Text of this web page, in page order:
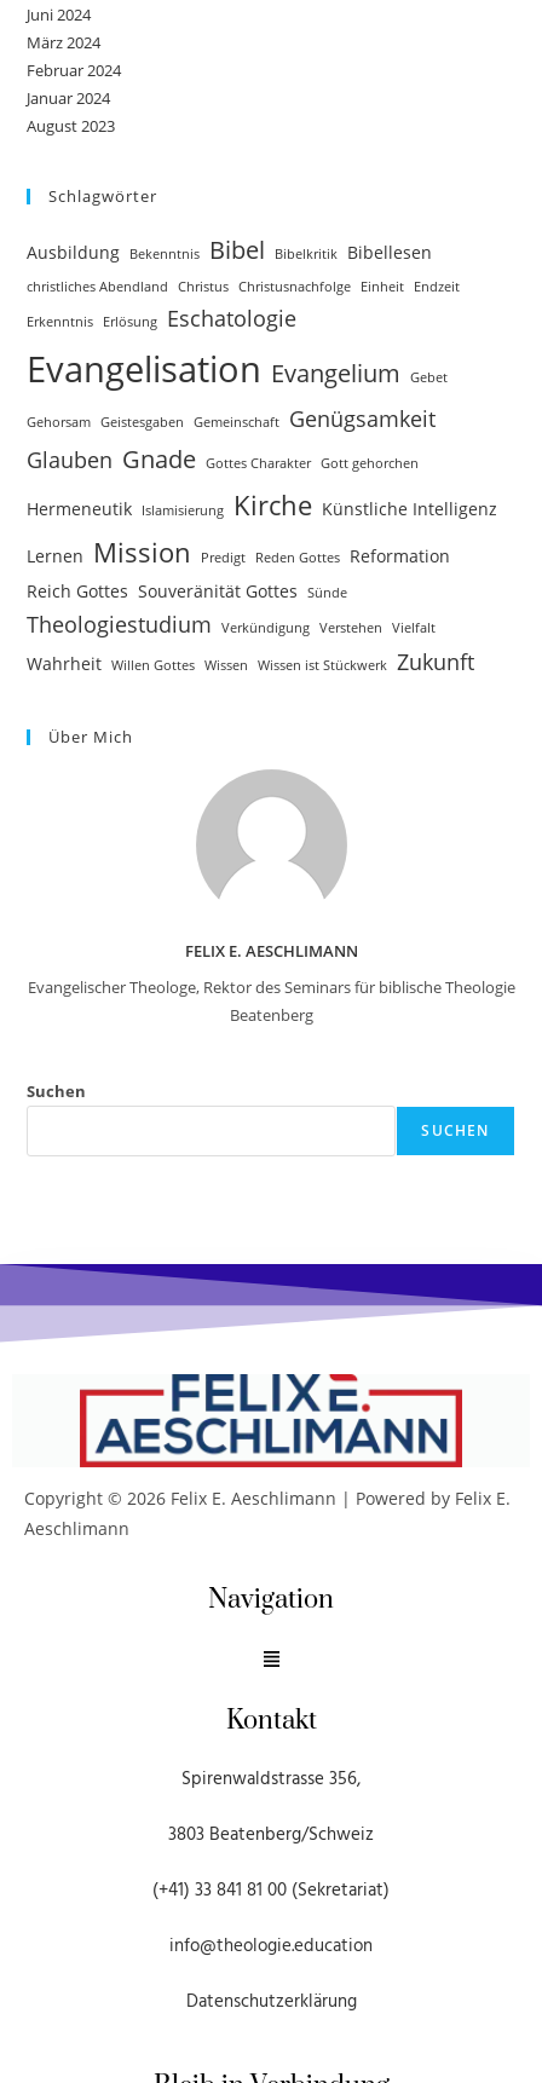
Juni 2024
März 2024
Februar 2024
Januar 2024
August 2023
Schlagwörter
Ausbildung Bekenntnis Bibel Bibelkritik Bibellesen
christliches Abendland Christus Christusnachfolge Einheit Endzeit
Erkenntnis Erlösung Eschatologie
Evangelisation Evangelium Gebet
Gehorsam Geistesgaben Gemeinschaft
Genügsamkeit
Glauben Gnade Gottes Charakter Gott gehorchen
Hermeneutik Islamisierung Kirche Künstliche Intelligenz
Lernen Mission Predigt Reden Gottes
Reformation
Reich Gottes Souveränität Gottes Sünde
Theologiestudium Verkündigung Verstehen Vielfalt
Wahrheit Willen Gottes Wissen Wissen ist Stückwerk Zukunft
Über Mich
FELIX E. AESCHLIMANN
Evangelischer Theologe, Rektor des Seminars für biblische Theologie
Beatenberg
Suchen
SUCHEN
Copyright © 2026 Felix E. Aeschlimann | Powered by Felix E.
Aeschlimann
Navigation
Kontakt
Spirenwaldstrasse 356,
3803 Beatenberg/Schweiz
(+41) 33 841 81 00 (Sekretariat)
info@theologie.education
Datenschutzerklärung